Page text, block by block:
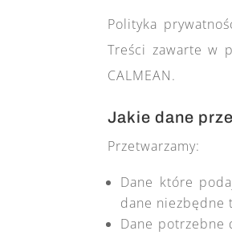
Polityka
Treści zawarte w
CALMEAN.
Jakie dane
Przetwarzamy:
Dane które
dane niezbędne
Dane potrzebne